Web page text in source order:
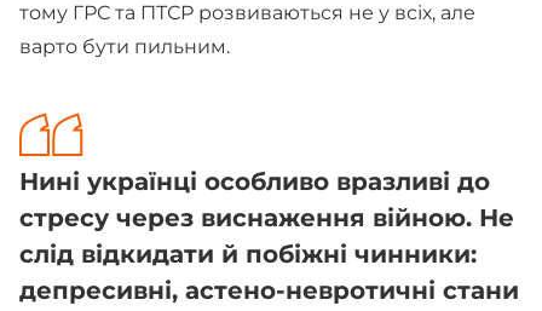
тому ГРС та ПТСР розвиваються не у всіх, але
варто бути пильним.
Нині українці особливо вразливі до
стресу через виснаження війною. Не
слід відкидати й побіжні чинники:
депресивні, астено-невротичні стани